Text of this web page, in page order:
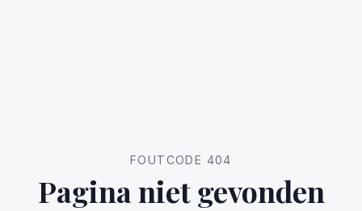
FOUTCODE 404
Pagina niet gevonden